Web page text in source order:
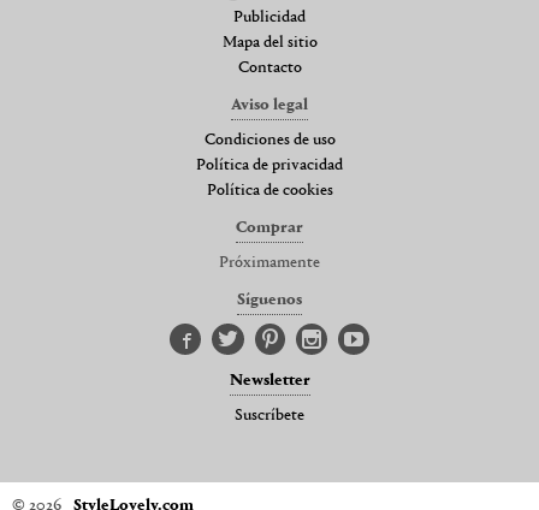
Publicidad
Mapa del sitio
Contacto
Aviso legal
Condiciones de uso
Política de privacidad
Política de cookies
Comprar
Próximamente
Síguenos
Newsletter
Suscríbete
© 2026 StyleLovely.com